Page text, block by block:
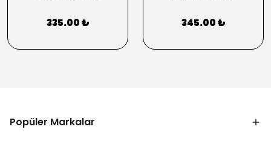
335.00 ₺ 345.00 ₺
Popüler Markalar